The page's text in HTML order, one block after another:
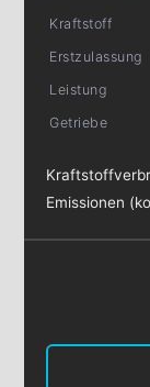
Kraftstoff
Erstzulassung
Leistung
Getriebe
Emissionen